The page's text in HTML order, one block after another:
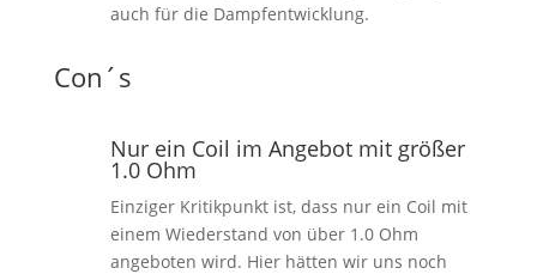
auch für die Dampfentwicklung.
Con´s
Nur ein Coil im Angebot mit größer
1.0 Ohm
Einziger Kritikpunkt ist, dass nur ein Coil mit
einem Wiederstand von über 1.0 Ohm
angeboten wird. Hier hätten wir uns noch